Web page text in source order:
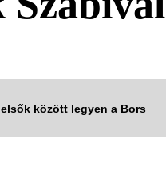
között legyen a Bors